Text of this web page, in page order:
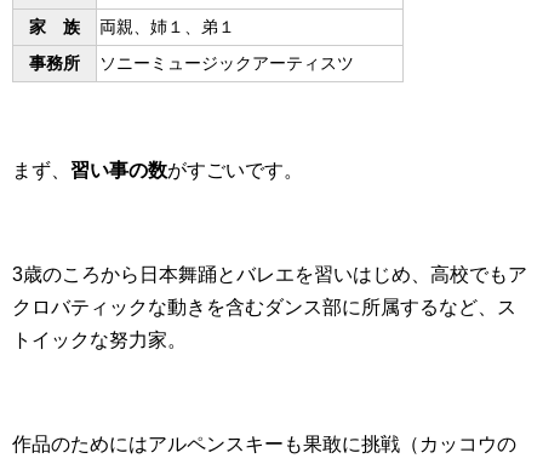
家 族
両親、姉１、弟１
事務所
ソニーミュージックアーティスツ
まず、 習い事の数がすごいです。
3歳のころから日本舞踊とバレエを習いはじめ、高校でもア
クロバティックな動きを含むダンス部に所属するなど、ス
トイックな努力家。
作品のためにはアルペンスキーも果敢に挑戦（カッコウの